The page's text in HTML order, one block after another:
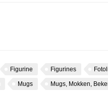
Figurine Figurines
Mugs Mugs, Mokken,